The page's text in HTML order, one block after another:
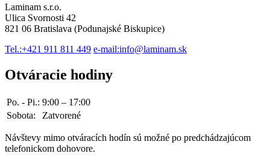
Laminam s.r.o.
Ulica Svornosti 42
821 06 Bratislava (Podunajské Biskupice)
Tel.:+421 911 811 449 e-mail:info@laminam.sk
Otváracie hodiny
Po. - Pi.: 9:00 – 17:00
Sobota:
Zatvorené
Návštevy mimo otváracích hodín sú možné po predchádzajúcom
telefonickom dohovore.